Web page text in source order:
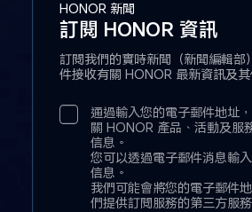
HONOR 新聞
訂閱 HONOR 資訊
訂閱我們的實時新聞（新聞編輯部
件接收有關 HONOR 最新資訊及其
通過輸入您的電子郵件地址
關 HONOR 產品、活動及服
信息。
您可以透過電子郵件消息輸
信息。
我們可能會將您的電子郵件
們提供訂閱服務的第三方服